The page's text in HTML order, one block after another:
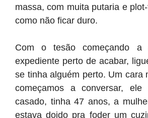
massa, com muita putaria e
como não ficar duro.
Com o tesão começando
expediente perto de acabar,
se tinha alguém perto. Um cara
começamos a conversar,
casado, tinha 47 anos, a
estava doido pra foder um